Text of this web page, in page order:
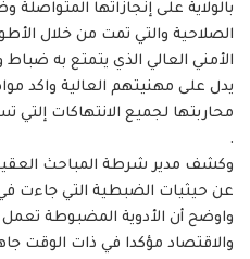
بالولاية على إنجازاتها
الصلاحية والتي تمت من خلال
الأمني العالي الذي يتمتع به
يدل على مهنيتهم العالية واكد
محاربتها لجميع الانتهاكات
.
وكشف مدير شرطة المباحث
عن حيثيات الضبطية التي جاءت في
واوضح أن الأدوية المضبوطة
والاقتصاد مؤكدا في ذات الوقت